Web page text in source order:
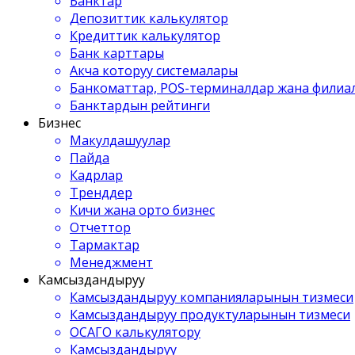
Депозиттик калькулятор
Кредиттик калькулятор
Банк карттары
Акча которуу системалары
Банкоматтар, POS-терминалдар жана
Банктардын рейтинги
Бизнес
Макулдашуулар
Пайда
Кадрлар
Тренддер
Кичи жана орто бизнес
Отчеттор
Тармактар
Менеджмент
Камсыздандыруу
Камсыздандыруу компанияларынын тизмеси
Камсыздандыруу продуктуларынын тизмеси
ОСАГО калькулятору
Камсыздандыруу